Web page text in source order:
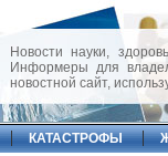
Новости науки,
Информеры для
новостной сайт,
КАТАСТРОФЫ